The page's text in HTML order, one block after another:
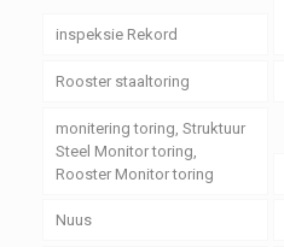
inspeksie Rekord
Rooster staaltoring
monitering toring, Struktuur
Steel Monitor toring,
Rooster Monitor toring
Nuus